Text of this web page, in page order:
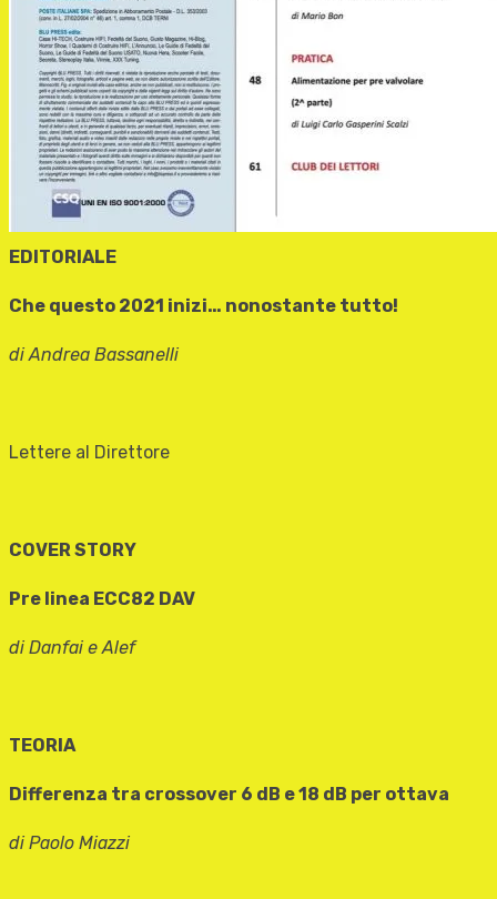
EDITORIALE
Che questo 2021 inizi… nonostante tutto!
di Andrea Bassanelli
Lettere al Direttore
COVER STORY
Pre linea ECC82 DAV
di Danfai e Alef
TEORIA
Differenza tra crossover 6 dB e 18 dB per ottava
di Paolo Miazzi